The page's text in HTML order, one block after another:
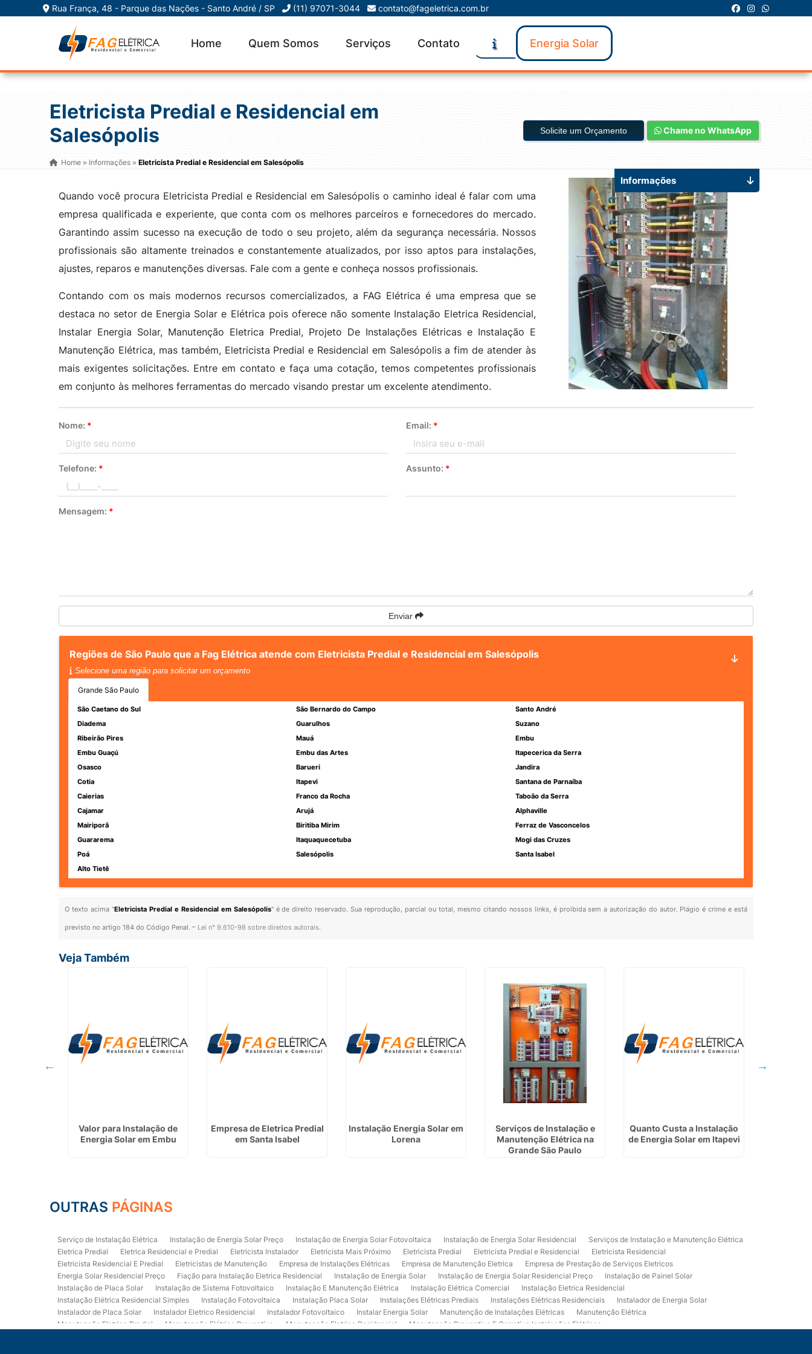
Rua França, 48 - Parque das Nações - Santo André / SP (11) 97071-3044 contato@fageletrica.com.br
Home Quem Somos Serviços Contato Energia Solar
Eletricista Predial e Residencial em
Salesópolis
Home » Informações » Eletricista Predial e Residencial em Salesópolis
Solicite um Orçamento Chame no WhatsApp
Quando você procura Eletricista Predial e Residencial em Salesópolis o caminho ideal é falar com uma
empresa qualificada e experiente, que conta com os melhores parceiros e fornecedores do mercado.
Garantindo assim sucesso na execução de todo o seu projeto, além da segurança necessária. Nossos
profissionais são altamente treinados e constantemente atualizados, por isso aptos para instalações,
ajustes, reparos e manutenções diversas. Fale com a gente e conheça nossos profissionais.
Contando com os mais modernos recursos comercializados, a FAG Elétrica é uma empresa que se
destaca no setor de Energia Solar e Elétrica pois oferece não somente Instalação Eletrica Residencial,
Instalar Energia Solar, Manutenção Eletrica Predial, Projeto De Instalações Elétricas e Instalação E
Manutenção Elétrica, mas também, Eletricista Predial e Residencial em Salesópolis a fim de atender às
mais exigentes solicitações. Entre em contato e faça uma cotação, temos competentes profissionais
em conjunto às melhores ferramentas do mercado visando prestar um excelente atendimento.
Nome: * Email: *
Telefone: * Assunto: *
Mensagem: *
Enviar
Regiões de São Paulo que a Fag Elétrica atende com Eletricista Predial e Residencial em Salesópolis
Selecione uma região para solicitar um orçamento
Grande São Paulo
São Caetano do Sul São Bernardo do Campo
Santo André
Diadema
Guarulhos
Suzano
Ribeirão Pires
Mauá
Embu
Embu Guaçú
Embu das Artes
Itapecerica da Serra
Osasco
Barueri
Jandira
Cotia
Itapevi
Santana de Parnaíba
Caierias
Franco da Rocha
Taboão da Serra
Cajamar
Arujá
Alphaville
Mairiporã
Biritiba Mirim
Ferraz de Vasconcelos
Guararema
Itaquaquecetuba
Mogi das Cruzes
Poá
Salesópolis
Santa Isabel
Alto Tietê
O texto acima "Eletricista Predial e Residencial em Salesópolis" é de direito reservado. Sua reprodução, parcial ou total, mesmo citando nossos links, é proibida sem a autorização do autor. Plágio é crime e está
previsto no artigo 184 do Código Penal. – Lei n° 9.610-98 sobre direitos autorais.
Informações
Veja Também
Valor para Instalação de
Energia Solar em Embu
Empresa de Eletrica Predial
em Santa Isabel
Instalação Energia Solar em
Lorena
Serviços de Instalação e
Manutenção Elétrica na
Grande São Paulo
Quanto Custa a Instalação
de Energia Solar em Itapevi
OUTRAS PÁGINAS
Serviço de Instalação Elétrica Instalação de Energia Solar Preço Instalação de Energia Solar Fotovoltaica Instalação de Energia Solar Residencial
Serviços de Instalação e Manutenção Elétrica
Eletrica Predial
Eletrica Residencial e Predial Eletricista Instalador Eletricista Mais Próximo Eletricista Predial Eletricista Predial e Residencial
Eletricista Residencial
Eletricista Residencial E Predial
Eletricistas de Manutenção Empresa de Instalações Elétricas Empresa de Manutenção Eletrica
Empresa de Prestação de Serviços Eletricos
Energia Solar Residencial Preço
Fiação para Instalação Eletrica Residencial Instalação de Energia Solar Instalação de Energia Solar Residencial Preço
Instalação de Painel Solar
Instalação de Placa Solar
Instalação de Sistema Fotovoltaico Instalação E Manutenção Elétrica Instalação Elétrica Comercial
Instalação Eletrica Residencial
Instalação Elétrica Residencial Simples
Instalação Fotovoltaica Instalação Placa Solar Instalações Elétricas Prediais Instalações Elétricas Residenciais
Instalador de Energia Solar
Instalador de Placa Solar
Instalador Eletrico Residencial Instalador Fotovoltaico Instalar Energia Solar Manutenção de Instalações Elétricas
Manutenção Elétrica
Manutenção Eletrica Predial
Manutenção Elétrica Preventiva Manutenção Eletrica Residencial
Manutenção Preventiva E Corretiva Instalações Elétricas